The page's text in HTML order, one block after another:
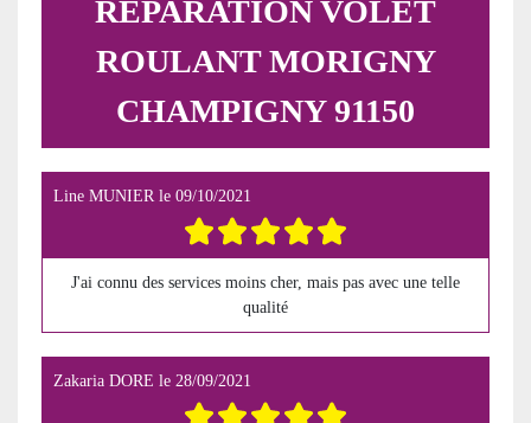
REPARATION VOLET
ROULANT MORIGNY
CHAMPIGNY 91150
Line MUNIER le 09/10/2021
J'ai connu des services moins cher, mais pas avec une telle
qualité
Zakaria DORE le 28/09/2021